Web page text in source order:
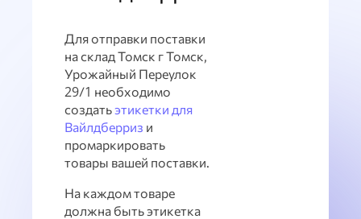
Для отправки поставки
на склад Томск г Томск,
Урожайный Переулок
29/1 необходимо
создать этикетки для
Вайлдберриз и
промаркировать
товары вашей поставки.
На каждом товаре
должна быть этикетка